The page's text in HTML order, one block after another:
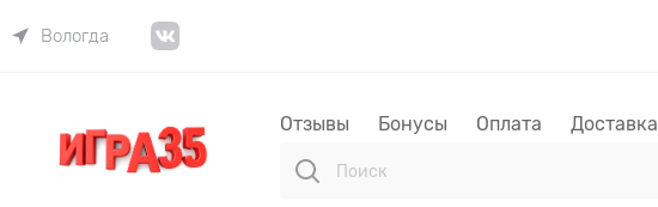
Вологда
Отзывы Бонусы Оплата Доставка